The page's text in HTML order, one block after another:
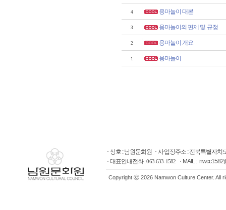
4 용마놀이 대본
3 용마놀이의 편제 및 규정
2 용마놀이 개요
1 용마놀이
상호 : 남원문화원
사업장주소 : 전북특별자
대표안내전화 :063-633-1582 MAIL :
Copyright ⓒ 2026 Namwon Culture Center. All